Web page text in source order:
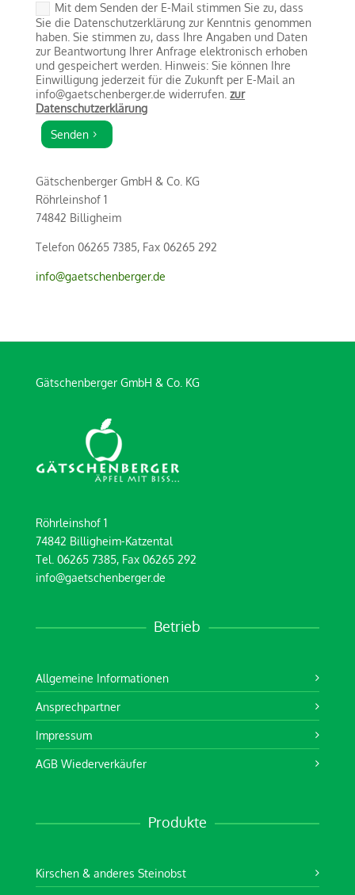
Mit dem Senden der E-Mail stimmen Sie zu, dass
Sie die Datenschutzerklärung zur Kenntnis genommen
haben. Sie stimmen zu, dass Ihre Angaben und Daten
zur Beantwortung Ihrer Anfrage elektronisch erhoben
und gespeichert werden. Hinweis: Sie können Ihre
Einwilligung jederzeit für die Zukunft per E-Mail an
info@gaetschenberger.de widerrufen.zur
Datenschutzerklärung
Senden
Gätschenberger GmbH & Co. KG
Röhrleinshof 1
74842 Billigheim
Telefon 06265 7385, Fax 06265 292
info@gaetschenberger.de
Gätschenberger GmbH & Co. KG
Röhrleinshof 1
74842 Billigheim-Katzental
Tel. 06265 7385, Fax 06265 292
info@gaetschenberger.de
Betrieb
Allgemeine Informationen
Ansprechpartner
Impressum
AGB Wiederverkäufer
Produkte
Kirschen & anderes Steinobst